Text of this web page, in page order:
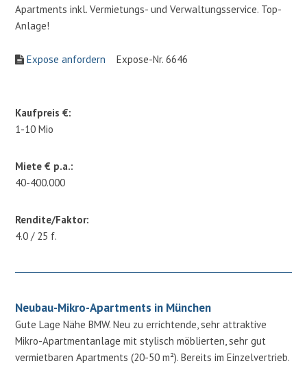
Apartments inkl. Vermietungs- und Verwaltungsservice. Top-
Anlage!
Expose anfordern Expose-Nr. 6646
Kaufpreis €:
1-10 Mio
Miete € p.a.:
40-400.000
Rendite/Faktor:
4.0 / 25 f.
Neubau-Mikro-Apartments in München
Gute Lage Nähe BMW. Neu zu errichtende, sehr attraktive
Mikro-Apartmentanlage mit stylisch möblierten, sehr gut
vermietbaren Apartments (20-50 m²). Bereits im Einzelvertrieb.